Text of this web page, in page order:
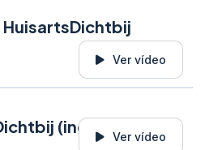
Ver vídeo
(inglés)
Ver vídeo